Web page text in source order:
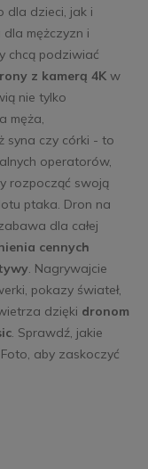
dla dzieci, jak i
mężczyzn i
chcą podziwiać
z kamerą 4Kw
nie tylko
męża,
syna czy córki - to
operatorów,
rozpocząć swoją
ptaka. Dron na
dla całej
cennych
. Nagrywajcie
pokazy świateł,
dzięki dronom
. Sprawdź, jakie
aby zaskoczyć